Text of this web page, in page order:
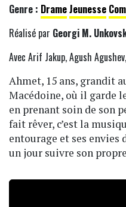
Genre : DrameJeunesse
Réalisé par Georgi M.
Avec Arif Jakup, Agush
Ahmet, 15 ans, grandit
Macédoine, où il garde
en prenant soin de son
fait rêver, c’est la
entourage et ses
un jour suivre son